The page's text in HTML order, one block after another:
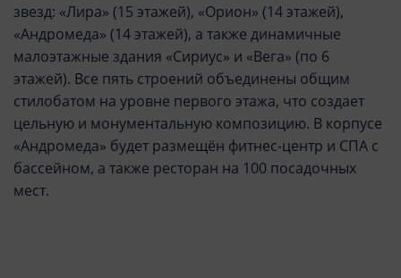
звезд: «Лира» (15 этажей), «Орион» (14 этажей),
«Андромеда» (14 этажей), а также динамичные
малоэтажные здания «Сириус» и «Вега» (по 6
этажей). Все пять строений объединены общим
стилобатом на уровне первого этажа, что создает
цельную и монументальную композицию. В корпусе
«Андромеда» будет размещён фитнес-центр и СПА с
бассейном, а также ресторан на 100 посадочных
мест.